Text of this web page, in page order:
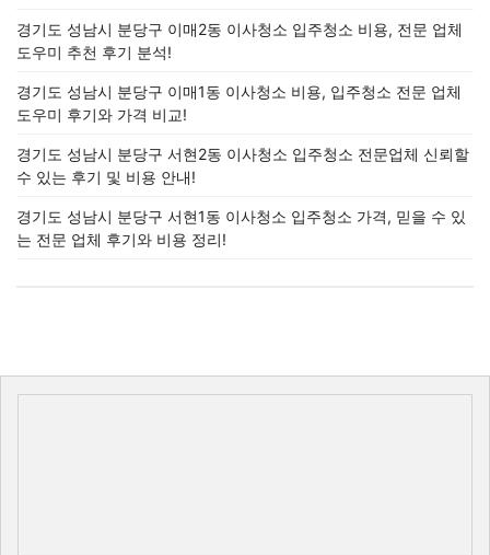
경기도 성남시 분당구 이매2동 이사청소 입주청소 비용, 전문 업체
도우미 추천 후기 분석!
경기도 성남시 분당구 이매1동 이사청소 비용, 입주청소 전문 업체
도우미 후기와 가격 비교!
경기도 성남시 분당구 서현2동 이사청소 입주청소 전문업체 신뢰할
수 있는 후기 및 비용 안내!
경기도 성남시 분당구 서현1동 이사청소 입주청소 가격, 믿을 수 있
는 전문 업체 후기와 비용 정리!